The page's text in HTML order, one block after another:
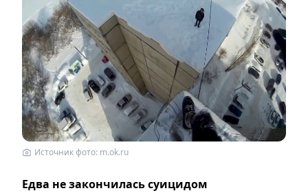
Источник фото: m.ok.ru
Едва не закончилась суицидом